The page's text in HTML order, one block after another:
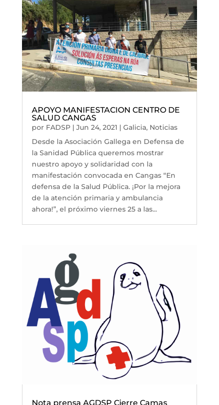
APOYO MANIFESTACION CENTRO DE
SALUD CANGAS
por FADSP| Jun 24, 2021 | Galicia, Noticias
Desde la Asociación Gallega en Defensa de
la Sanidad Pública queremos mostrar
nuestro apoyo y solidaridad con la
manifestación convocada en Cangas “En
defensa de la Salud Pública. ¡Por la mejora
de la atención primaria y ambulancia
ahora!”, el próximo viernes 25 a las...
Nota prensa AGDSP Cierre Camas